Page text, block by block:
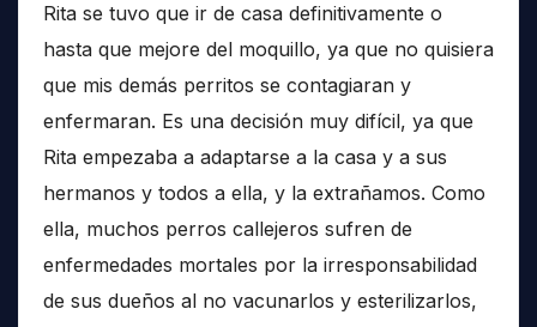
Rita se tuvo que ir de casa definitivamente o
hasta que mejore del moquillo, ya que no quisiera
que mis demás perritos se contagiaran y
enfermaran. Es una decisión muy difícil, ya que
Rita empezaba a adaptarse a la casa y a sus
hermanos y todos a ella, y la extrañamos. Como
ella, muchos perros callejeros sufren de
enfermedades mortales por la irresponsabilidad
de sus dueños al no vacunarlos y esterilizarlos,